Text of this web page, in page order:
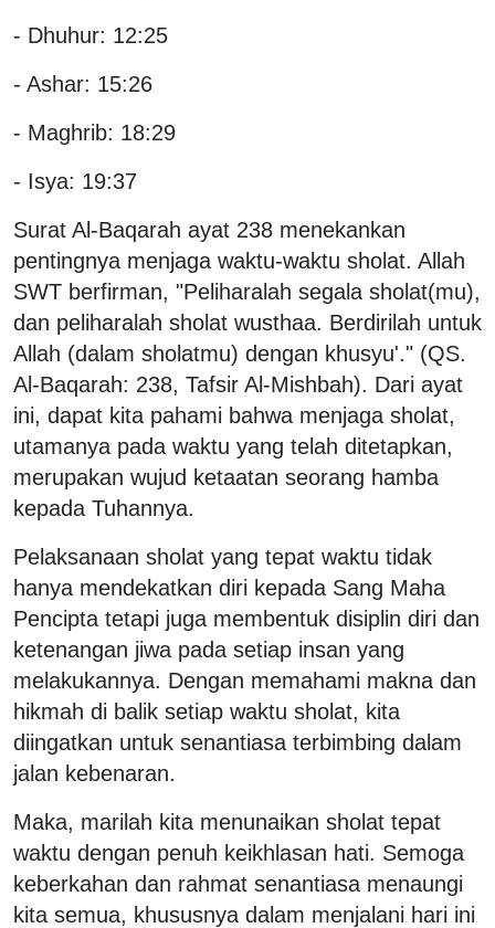
- Dhuhur: 12:25
- Ashar: 15:26
- Maghrib: 18:29
- Isya: 19:37
Surat Al-Baqarah ayat 238 menekankan
pentingnya menjaga waktu-waktu sholat. Allah
SWT berfirman, "Peliharalah segala sholat(mu),
dan peliharalah sholat wusthaa. Berdirilah untuk
Allah (dalam sholatmu) dengan khusyu'." (QS.
Al-Baqarah: 238, Tafsir Al-Mishbah). Dari ayat
ini, dapat kita pahami bahwa menjaga sholat,
utamanya pada waktu yang telah ditetapkan,
merupakan wujud ketaatan seorang hamba
kepada Tuhannya.
Pelaksanaan sholat yang tepat waktu tidak
hanya mendekatkan diri kepada Sang Maha
Pencipta tetapi juga membentuk disiplin diri dan
ketenangan jiwa pada setiap insan yang
melakukannya. Dengan memahami makna dan
hikmah di balik setiap waktu sholat, kita
diingatkan untuk senantiasa terbimbing dalam
jalan kebenaran.
Maka, marilah kita menunaikan sholat tepat
waktu dengan penuh keikhlasan hati. Semoga
keberkahan dan rahmat senantiasa menaungi
kita semua, khususnya dalam menjalani hari ini